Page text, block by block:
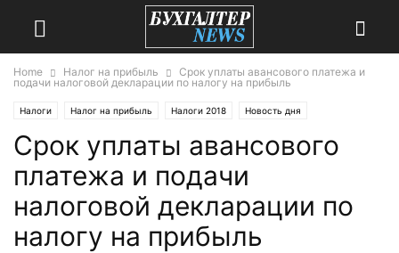
Home Налог на прибыль
Срок уплаты авансового платежа и
подачи налоговой декларации по налогу на прибыль
Налоги Налог на прибыль Налоги 2018 Новость дня
Срок уплаты авансового
платежа и подачи
налоговой декларации по
налогу на прибыль